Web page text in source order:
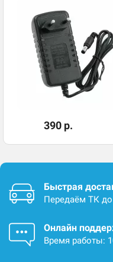
390 р.
Быстрая
Передаём ТК
Онлайн
Время работы: